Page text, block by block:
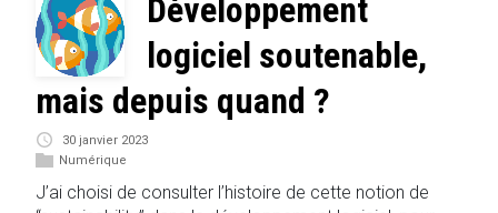
Développement
logiciel soutenable,
mais depuis quand ?
30 janvier 2023
Numérique
J’ai choisi de consulter l’histoire de cette notion de